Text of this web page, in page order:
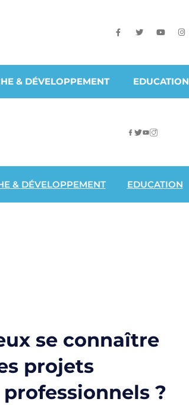
& DÉVELOPPEMENT EDUCATION
& DÉVELOPPEMENT EDUCATION
se connaître
projets
?